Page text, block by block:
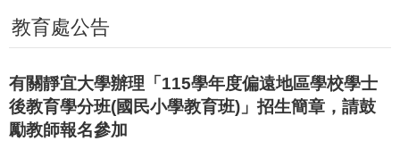
處
務
織
行
教育處公告
有關靜宜大學辦理「115學年度偏遠地區學校學士
後教育學分班(國民小學教育班)」招生簡章，請鼓
勵教師報名參加